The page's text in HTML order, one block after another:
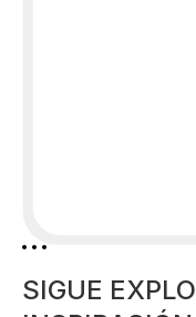
SIGUE